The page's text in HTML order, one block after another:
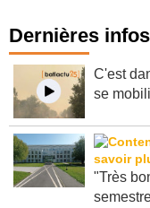
Dernières infos
C'est
"Très